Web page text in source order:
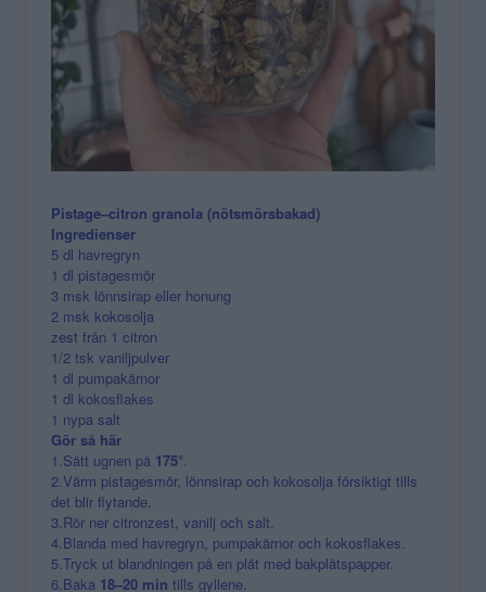
Pistage–citron granola (nötsmörsbakad)
Ingredienser
5 dl havregryn
1 dl pistagesmör
3 msk lönnsirap eller honung
2 msk kokosolja
zest från 1 citron
1/2 tsk vaniljpulver
1 dl pumpakärnor
1 dl kokosflakes
1 nypa salt
Gör så här
1.Sätt ugnen på 175°.
2.Värm pistagesmör, lönnsirap och kokosolja försiktigt tills
det blir flytande.
3.Rör ner citronzest, vanilj och salt.
4.Blanda med havregryn, pumpakärnor och kokosflakes.
5.Tryck ut blandningen på en plåt med bakplåtspapper.
6.Baka 18–20 min tills gyllene.